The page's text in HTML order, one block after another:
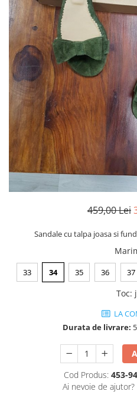
Posete
Rucsac
Plic
Saculet
Borsete
Mov
Visiniu
Maro
Albastru
459,00 Lei
Sandale cu talpa joasa si
33 34 35 36 37
Toc:
LA
Durata de livrare:
Cod Produs: 453-
Ai nevoie de ajutor?